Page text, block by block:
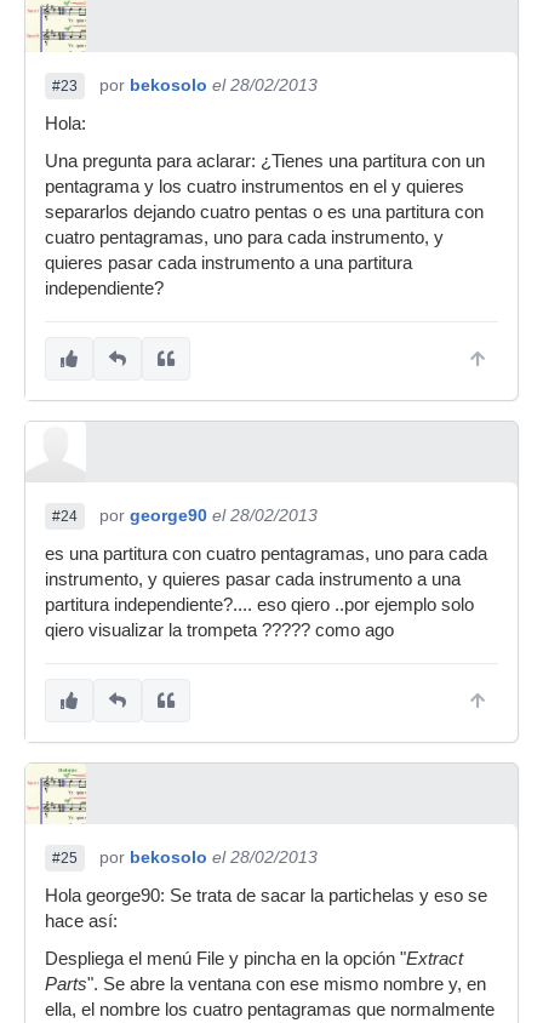
#23 por bekosolo el 28/02/2013
Hola:
Una pregunta para aclarar: ¿Tienes una partitura con un
pentagrama y los cuatro instrumentos en el y quieres
separarlos dejando cuatro pentas o es una partitura con
cuatro pentagramas, uno para cada instrumento, y
quieres pasar cada instrumento a una partitura
independiente?
#24 por george90 el 28/02/2013
es una partitura con cuatro pentagramas, uno para cada
instrumento, y quieres pasar cada instrumento a una
partitura independiente?.... eso qiero ..por ejemplo solo
qiero visualizar la trompeta ????? como ago
#25 por bekosolo el 28/02/2013
Hola george90: Se trata de sacar la partichelas y eso se
hace así:
Despliega el menú File y pincha en la opción "Extract
Parts". Se abre la ventana con ese mismo nombre y, en
ella, el nombre los cuatro pentagramas que normalmente